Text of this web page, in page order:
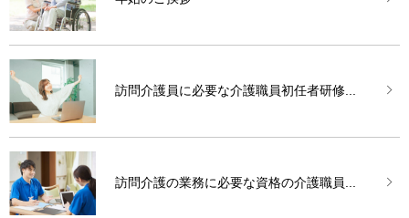
訪問介護員に必要な介護職員初任者研修...
訪問介護の業務に必要な資格の介護職員...